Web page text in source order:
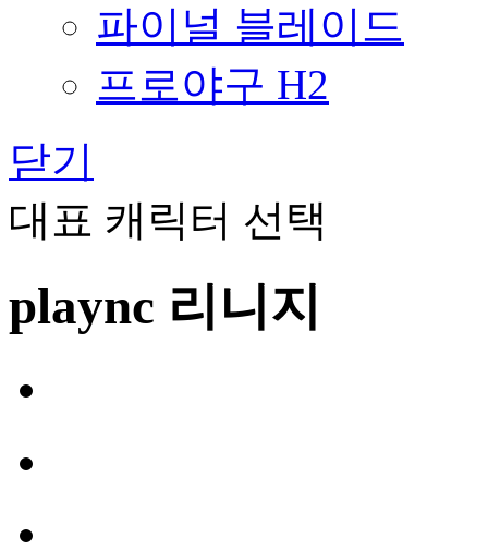
파이널 블레이드
프로야구 H2
닫기
대표 캐릭터 선택
plaync 리니지